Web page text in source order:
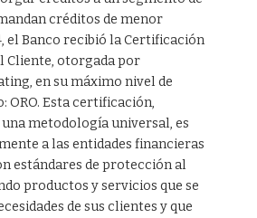
créditos de menor
el Banco recibió la Certificación
Cliente, otorgada por
en su máximo nivel de
ORO. Esta certificación,
metodología universal, es
a las entidades financieras
estándares de protección al
productos y servicios que se
de sus clientes y que